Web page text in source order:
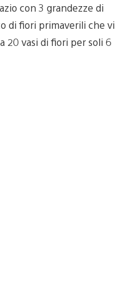
con 3 grandezze di
di fiori primaverili che vi
20 vasi di fiori per soli 6